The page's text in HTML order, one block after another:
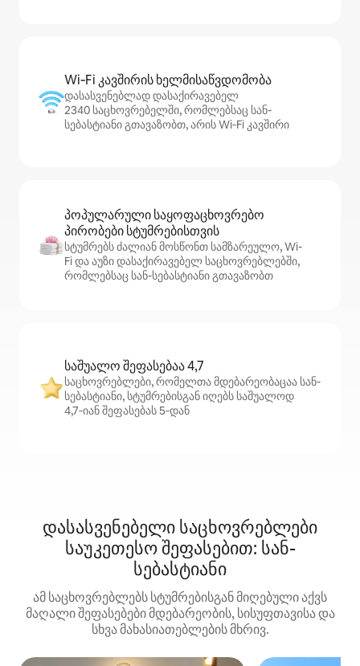
Wi‑Fi კავშირის ხელმისაწვდომობა
დასასვენებლად დასაქირავებელ
2340 საცხოვრებელში, რომლებსაც სან-
სებასტიანი გთავაზობთ, არის Wi‑Fi კავშირი
პოპულარული საყოფაცხოვრებო
პირობები სტუმრებისთვის
სტუმრებს ძალიან მოსწონთ სამზარეულო, Wi-
Fi და აუზი დასაქირავებელ საცხოვრებლებში,
რომლებსაც სან-სებასტიანი გთავაზობთ
საშუალო შეფასებაა 4,7
საცხოვრებლები, რომელთა მდებარეობაცაა სან-
სებასტიანი, სტუმრებისგან იღებს საშუალოდ
4,7‑იან შეფასებას 5‑დან
დასასვენებელი საცხოვრებლები
საუკეთესო შეფასებით: სან-
სებასტიანი
ამ საცხოვრებლებს სტუმრებისგან მიღებული აქვს
მაღალი შეფასებები მდებარეობის, სისუფთავისა და
სხვა მახასიათებლების მხრივ.